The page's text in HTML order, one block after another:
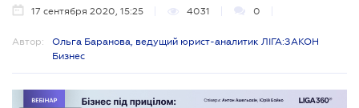
17 сентября 2020, 15:25 4031 0
Автор:
Ольга Баранова, ведущий юрист-аналитик ЛІГА:ЗАКОН
Бизнес